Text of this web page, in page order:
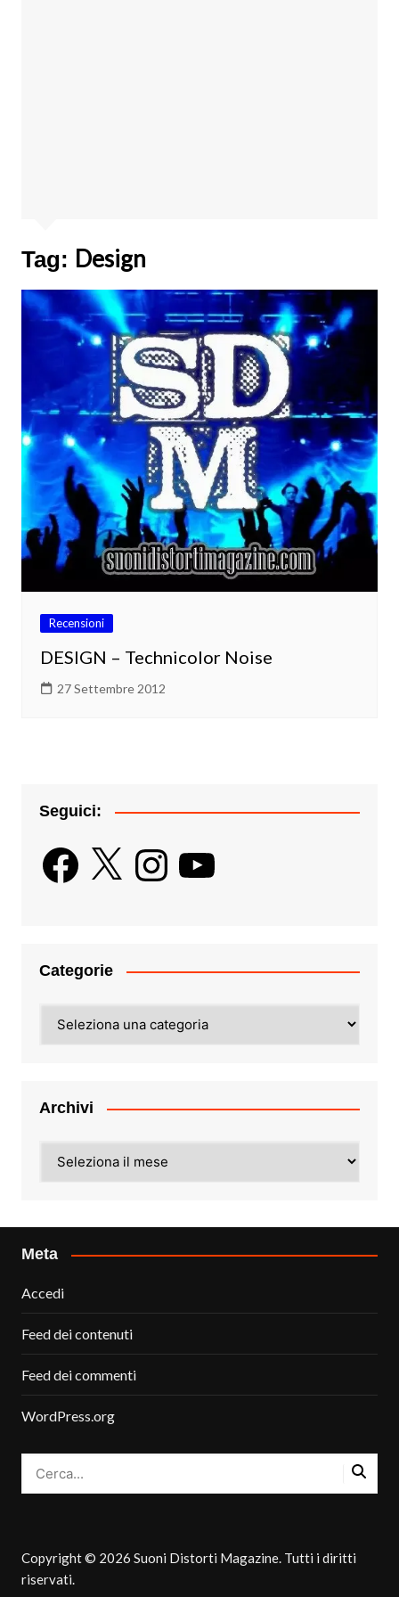
Tag: Design
Recensioni
DESIGN – Technicolor Noise
27 Settembre 2012
Seguici:
Facebook
X InstagramYouTube
Categorie
Archivi
Meta
Accedi
Feed dei contenuti
Feed dei commenti
WordPress.org
Copyright © 2026 Suoni Distorti Magazine. Tutti i diritti
riservati.